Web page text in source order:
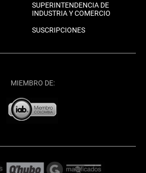
SUPERINTENDENCIA DE
INDUSTRIA Y COMERCIO
SUSCRIPCIONES
MIEMBRO DE: